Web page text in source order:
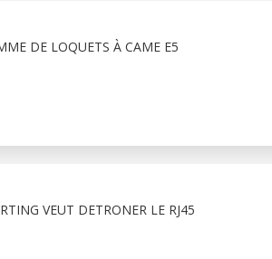
DE LOQUETS À CAME E5
VEUT DETRONER LE RJ45